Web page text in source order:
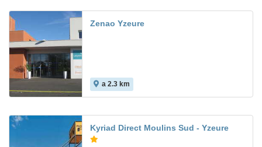
Zenao Yzeure
a 2.3 km
Kyriad Direct Moulins Sud - Yzeure